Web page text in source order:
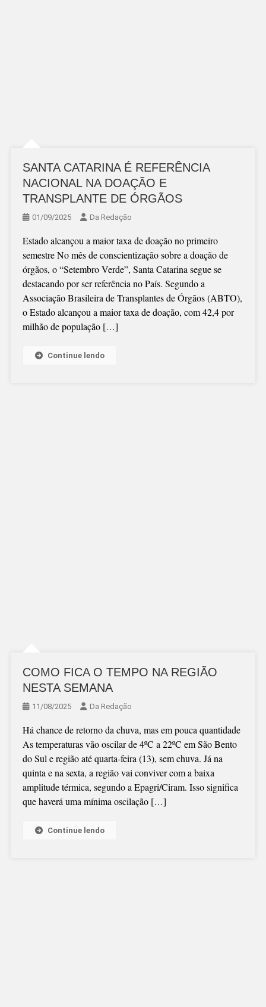
SANTA CATARINA É REFERÊNCIA
NACIONAL NA DOAÇÃO E
TRANSPLANTE DE ÓRGÃOS
01/09/2025 Da Redação
Estado alcançou a maior taxa de doação no primeiro
semestre No mês de conscientização sobre a doação de
órgãos, o “Setembro Verde”, Santa Catarina segue se
destacando por ser referência no País. Segundo a
Associação Brasileira de Transplantes de Órgãos (ABTO),
o Estado alcançou a maior taxa de doação, com 42,4 por
milhão de população […]
Continue lendo
COMO FICA O TEMPO NA REGIÃO
NESTA SEMANA
11/08/2025 Da Redação
Há chance de retorno da chuva, mas em pouca quantidade
As temperaturas vão oscilar de 4ºC a 22ºC em São Bento
do Sul e região até quarta-feira (13), sem chuva. Já na
quinta e na sexta, a região vai conviver com a baixa
amplitude térmica, segundo a Epagri/Ciram. Isso significa
que haverá uma mínima oscilação […]
Continue lendo